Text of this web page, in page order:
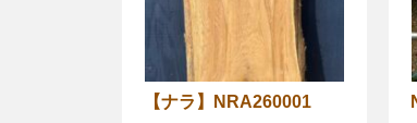
【ナラ】NRA260001